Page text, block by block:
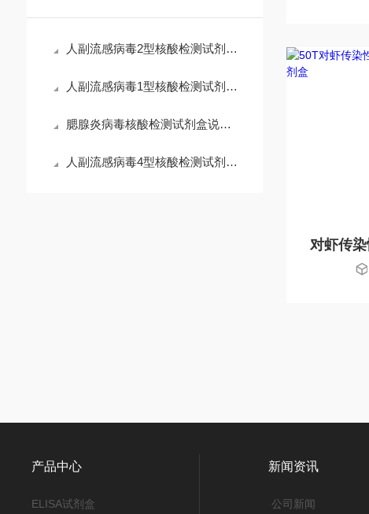
人副流感病毒2型核酸检测试剂盒说明书
人副流感病毒1型核酸检测试剂盒说明书
腮腺炎病毒核酸检测试剂盒说明书
人副流感病毒4型核酸检测试剂盒说明书
产品中心
ELISA试剂盒
新闻资讯
公司新闻